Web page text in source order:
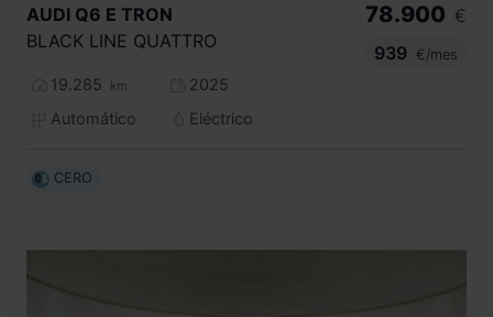
AUDI Q6 E TRON
BLACK LINE QUATTRO
19.285 km
2025
Automático
Eléctrico
78.900 €
939
€/mes
CERO